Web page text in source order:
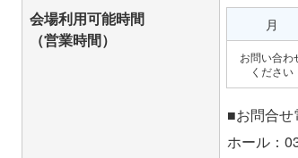
会場利用可能時間
（営業時間）
月
お問い合わ
ください
■お問合せ